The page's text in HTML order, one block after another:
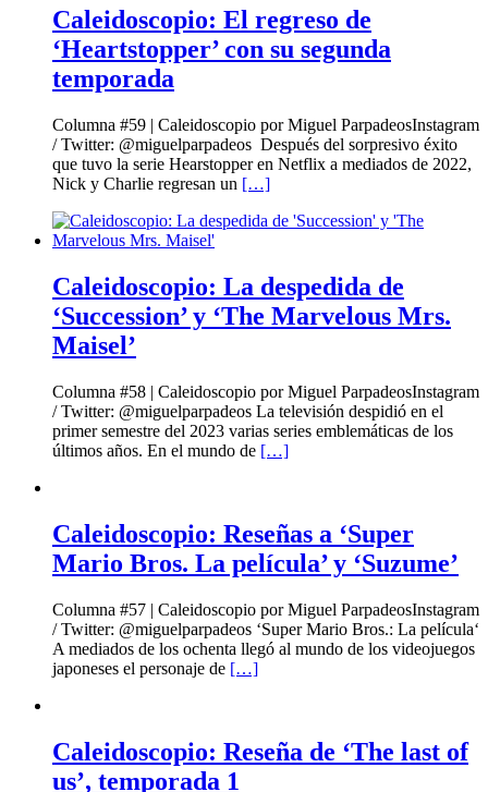
Caleidoscopio: El regreso de
‘Heartstopper’ con su segunda
temporada
Columna #59 | Caleidoscopio por Miguel ParpadeosInstagram
/ Twitter: @miguelparpadeos Después del sorpresivo éxito
que tuvo la serie Hearstopper en Netflix a mediados de 2022,
Nick y Charlie regresan un […]
Caleidoscopio: La despedida de
‘Succession’ y ‘The Marvelous Mrs.
Maisel’
Columna #58 | Caleidoscopio por Miguel ParpadeosInstagram
/ Twitter: @miguelparpadeos La televisión despidió en el
primer semestre del 2023 varias series emblemáticas de los
últimos años. En el mundo de […]
Caleidoscopio: Reseñas a ‘Super
Mario Bros. La película’ y ‘Suzume’
Columna #57 | Caleidoscopio por Miguel ParpadeosInstagram
/ Twitter: @miguelparpadeos ‘Super Mario Bros.: La película‘
A mediados de los ochenta llegó al mundo de los videojuegos
japoneses el personaje de […]
Caleidoscopio: Reseña de ‘The last of
us’, temporada 1